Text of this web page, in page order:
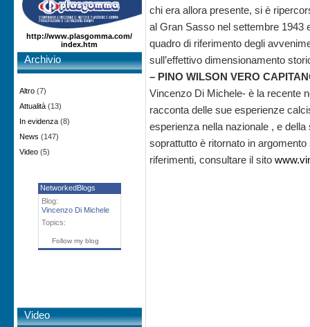
http://www.plasgomma.com/
index.htm
Archivio
Altro (7)
Attualità (13)
In evidenza (8)
News (147)
Video (5)
NetworkedBlogs
Blog:
Vincenzo Di Michele
Topics:
Follow my blog
Video
chi era allora presente, si è
al Gran Sasso nel settembre 1943
quadro di riferimento degli
sull’effettivo dimensionamento
– PINO WILSON VERO
Vincenzo Di Michele- è la recente
racconta delle sue esperienze
esperienza nella nazionale , e
soprattutto è ritornato in
riferimenti, consultare il sito